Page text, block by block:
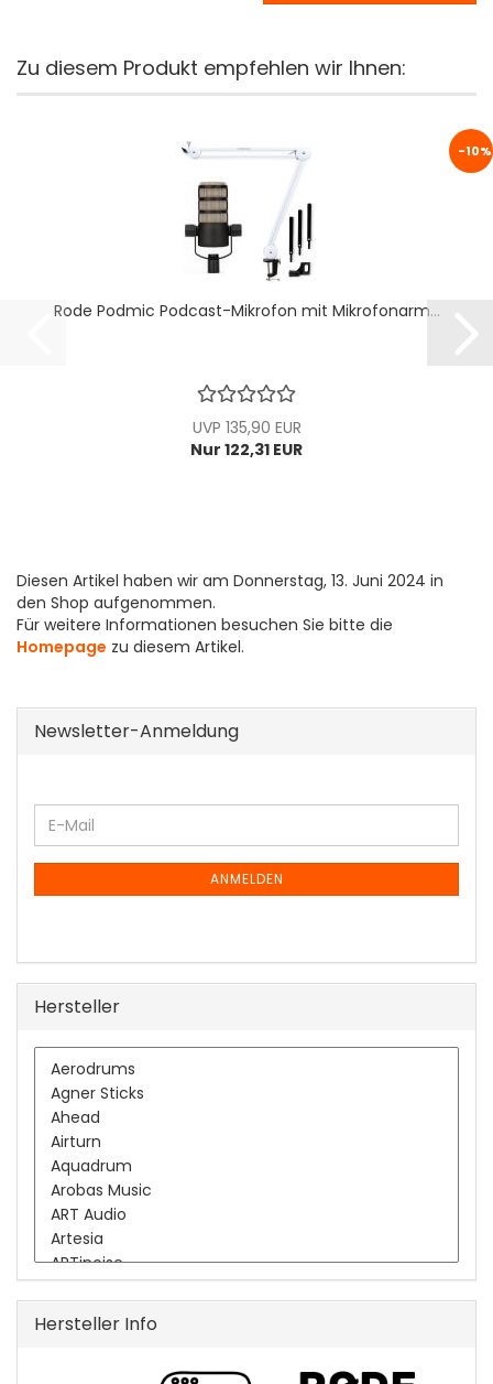
Zu diesem Produkt empfehlen wir Ihnen:
-10%
Rode Podmic Podcast-Mikrofon mit Mikrofonarm...
UVP 135,90 EUR
Nur 122,31 EUR
Diesen Artikel haben wir am Donnerstag, 13. Juni 2024 in
den Shop aufgenommen.
Für weitere Informationen besuchen Sie bitte die
Homepage zu diesem Artikel.
Newsletter-Anmeldung
WEITER
ZUR
NEWSLETTER-
E-
Mail
ANMELDEN
Hersteller
Hersteller Info